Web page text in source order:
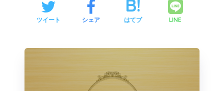
ツイート シェア はてブ LINE